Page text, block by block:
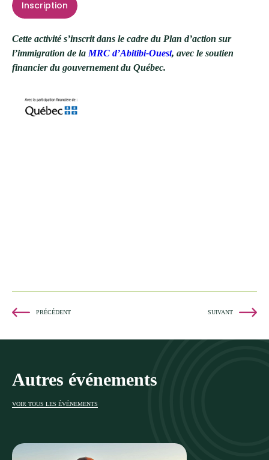
Inscription
Cette activité s’inscrit dans le cadre du Plan d’action sur
l’immigration de la MRC d’Abitibi-Ouest, avec le soutien
financier du gouvernement du Québec.
PRÉCÉDENT SUIVANT
Autres événements
VOIR TOUS LES ÉVÉNEMENTS